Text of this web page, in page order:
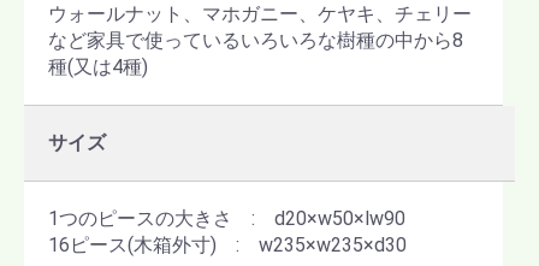
ウォールナット、マホガニー、ケヤキ、チェリー
など家具で使っているいろいろな樹種の中から8
種(又は4種)
サイズ
1つのピースの大きさ : d20×w50×lw90
16ピース(木箱外寸) : w235×w235×d30